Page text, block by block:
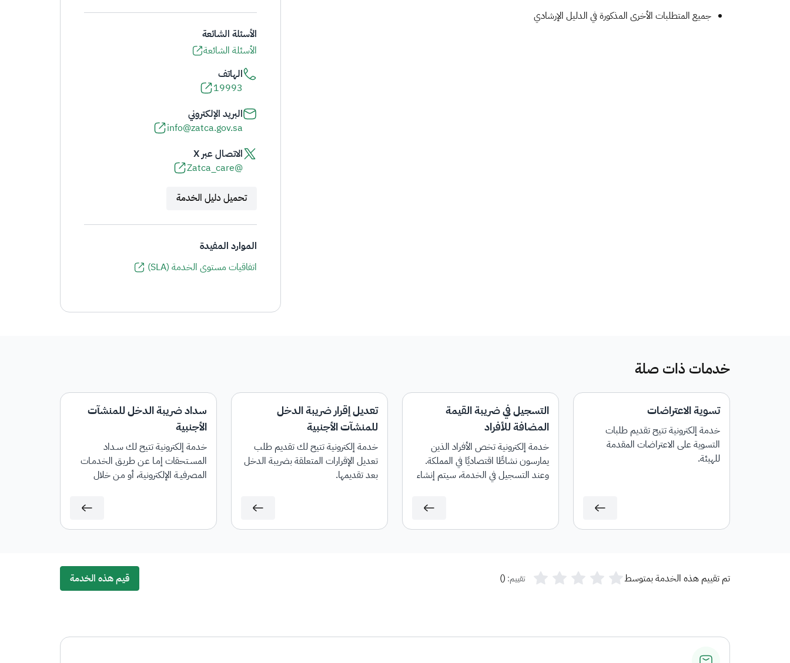
جميع المتطلبات الأخرى المذكورة في الدليل الإرشادي
الأسئلة الشائعة
الأسئلة الشائعة
الهاتف
19993
البريد الإلكتروني
info@zatca.gov.sa
الاتصال عبر X
@Zatca_care
تحميل دليل الخدمة
الموارد المفيدة
اتفاقيات مستوى الخدمة (SLA)
خدمات ذات صلة
تسوية الاعتراضات
خدمة إلكترونية تتيح تقديم طلبات
التسوية على الاعتراضات المقدمة
للهيئة.
التسجيل في ضريبة القيمة
المضافة للأفراد
خدمة إلكترونية تخص الأفراد الذين
يمارسون نشاطًا اقتصاديًا في المملكة.
وعند التسجيل في الخدمة، سيتم إنشاء
تعديل إقرار ضريبة الدخل
للمنشآت الأجنبية
خدمة إلكترونية تتيح لك تقديم طلب
تعديل الإقرارات المتعلقة بضريبة الدخل
بعد تقديمها.
سداد ضريبة الدخل للمنشآت
الأجنبية
خدمة إلكترونية تتيح لك سـداد
المسـتحقات إمـا عـن طريـق الخدمـات
المصرفيـة الإلكترونية، أو مـن خلال
"ســداد" تحتــوي علــى رقــم الفاتــورة
تم تقييم هذه الخدمة بمتوسط تقييم: (
) قيم هذه الخدمة